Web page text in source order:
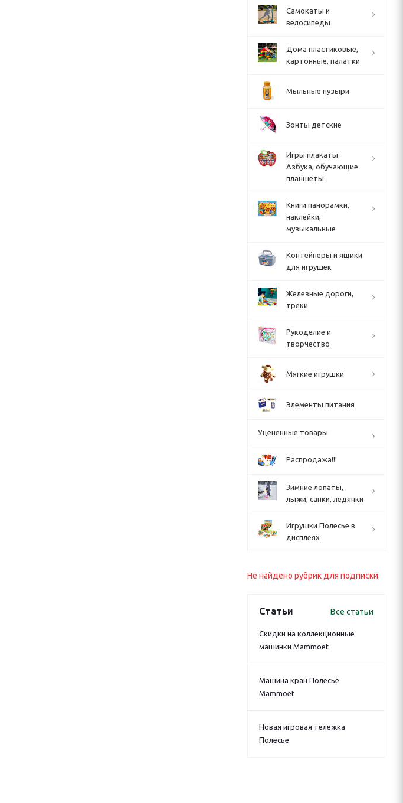
Cамокаты и
велосипеды
Дома пластиковые,
картонные, палатки
Мыльные пузыри
Зонты детские
Игры плакаты
Азбука, обучающие
планшеты
Книги панорамки,
наклейки,
музыкальные
Контейнеры и ящики
для игрушек
Железные дороги,
треки
Рукоделие и
творчество
Мягкие игрушки
Элементы питания
Уцененные товары
Распродажа!!!
Зимние лопаты,
лыжи, санки, ледянки
Игрушки Полесье в
дисплеях
Не найдено рубрик для подписки.
Статьи Все статьи
Скидки на коллекционные
машинки Mammoet
Машина кран Полесье
Mammoet
Новая игровая тележка
Полесье